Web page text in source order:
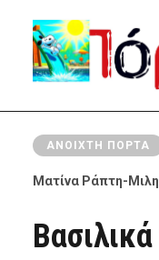
ΑΝΟΙΧΤΉ ΠΌΡΤΑ
Ματίνα Ράπτη-